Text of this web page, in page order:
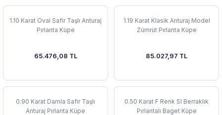
1.10 Karat Oval Safir Taşlı Anturaj
Pırlanta Küpe
65.476,08 TL
1.19 Karat Klasik Anturaj Model
Zümrüt Pırlanta Küpe
85.027,97 TL
0.90 Karat Damla Safir Taşlı
Anturaj Pırlanta Küpe
0.50 Karat F Renk SI Berraklık
Pırlantalı Baget Küpe